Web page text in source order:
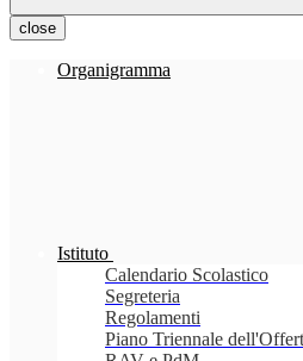
close
Organigramma
Istituto
Calendario Scolastico
Segreteria
Regolamenti
Piano Triennale